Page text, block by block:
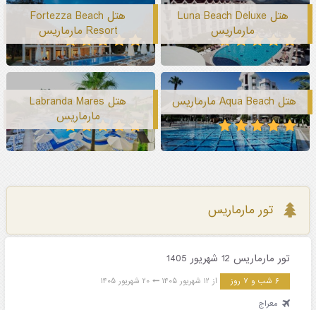
هتل Luna Beach Deluxe
مارماریس
هتل Fortezza Beach
Resort مارماریس
هتل Aqua Beach مارماریس
هتل Labranda Mares
مارماریس
تور مارماریس
تور مارماریس 12 شهریور 1405
۶ شب و ۷ روز از ۱۲ شهریور ۱۴۰۵
۲۰ شهریور ۱۴۰۵
معراج